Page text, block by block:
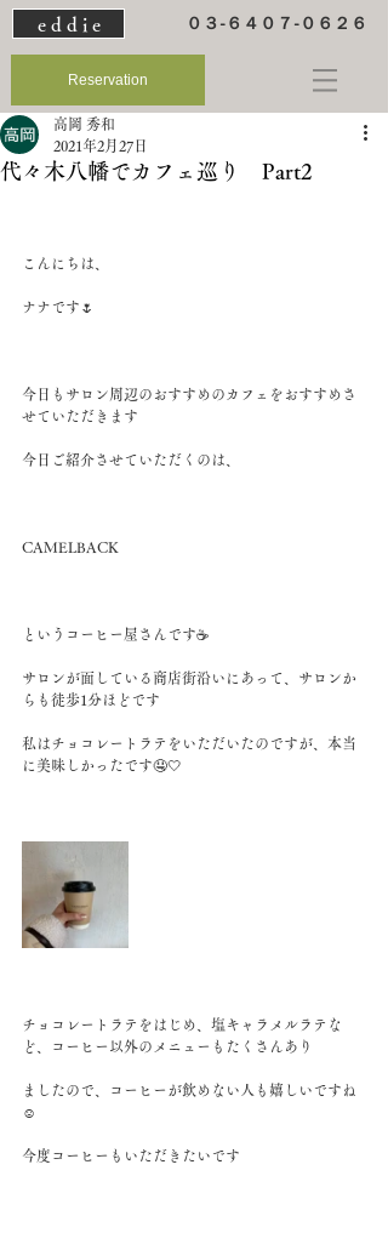
e d d i e ０３-６４０７-０６２６
Reservation
代々木八幡でカフェ巡り Part2
高岡 秀和
2021年2月27日
こんにちは、
ナナです🌷
今日もサロン周辺のおすすめのカフェをおすすめさ
せていただきます
今日ご紹介させていただくのは、
CAMELBACK
というコーヒー屋さんです☕️
サロンが面している商店街沿いにあって、サロンか
らも徒歩1分ほどです
私はチョコレートラテをいただいたのですが、本当
に美味しかったです🤤🤍
チョコレートラテをはじめ、塩キャラメルラテな
ど、コーヒー以外のメニューもたくさんあり
ましたので、コーヒーが飲めない人も嬉しいですね
☺️
今度コーヒーもいただきたいです